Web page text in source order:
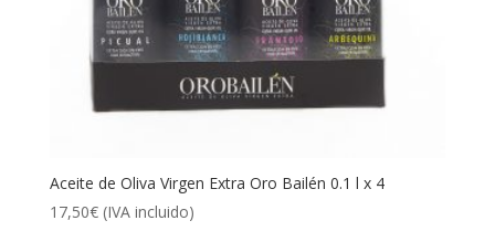
Aceite de Oliva Virgen Extra Oro Bailén 0.1 l x 4
17,50€ (IVA incluido)